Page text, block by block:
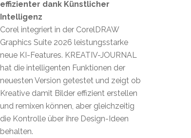
effizienter dank Künstlicher
Intelligenz
Corel integriert in der CorelDRAW
Graphics Suite 2026 leistungsstarke
neue KI-Features. KREATIV-JOURNAL
hat die intelligenten Funktionen der
neuesten Version getestet und zeigt ob
Kreative damit Bilder effizient erstellen
und remixen können, aber gleichzeitig
die Kontrolle über ihre Design-Ideen
behalten.